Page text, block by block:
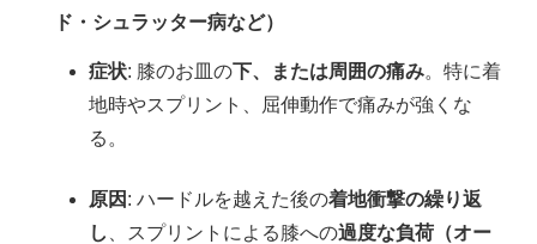
ド・シュラッター病など）
症状: 膝のお皿の下、または周囲の痛み。特に着
地時やスプリント、屈伸動作で痛みが強くな
る。
原因 : ハードルを越えた後の着地衝撃の繰り返
し
、スプリントによる膝への過度な負荷（オー